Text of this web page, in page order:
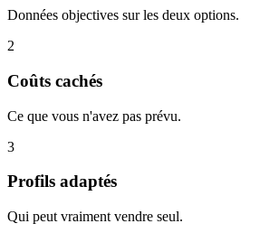
Données objectives sur les deux options.
2
Coûts cachés
Ce que vous n'avez pas prévu.
3
Profils adaptés
Qui peut vraiment vendre seul.